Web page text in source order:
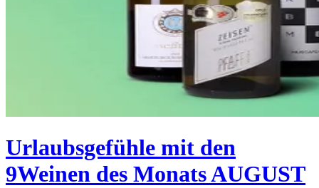
Urlaubsgefühle mit den
9Weinen des Monats AUGUST